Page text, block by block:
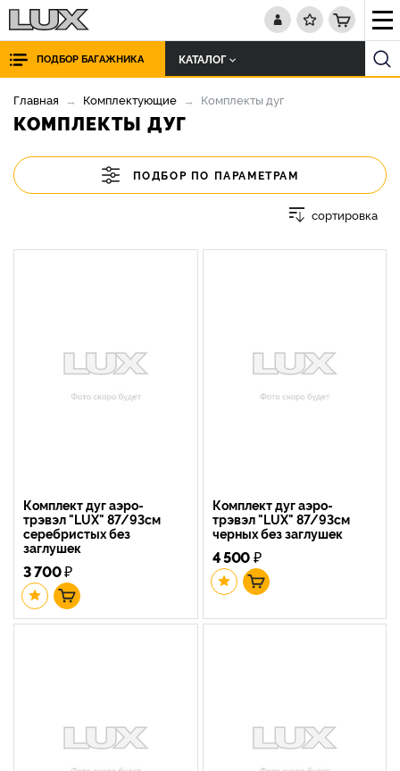
ПОДБОР БАГАЖНИКА КАТАЛОГ
Главная Комплектующие Комплекты дуг
КОМПЛЕКТЫ ДУГ
ПОДБОР ПО ПАРАМЕТРАМ
сортировка
Комплект дуг аэро-
трэвэл "LUX" 87/93см
серебристых без
заглушек
3 700₽
Комплект дуг аэро-
трэвэл "LUX" 87/93см
черных без заглушек
4 500₽